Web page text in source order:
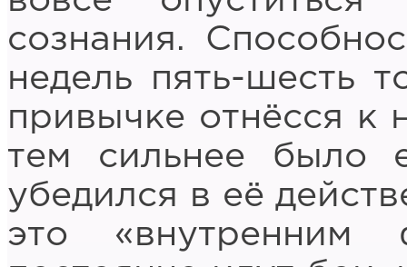
сознания.
недель пять-шесть
привычке отнёсся к
тем сильнее было
убедился в её
это «внутренним